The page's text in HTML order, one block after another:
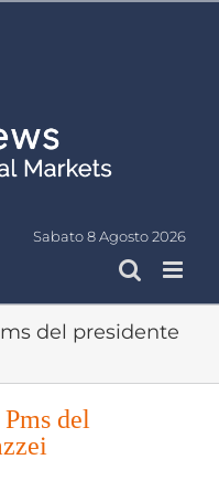
Sabato 8 Agosto 2026
del presidente
del